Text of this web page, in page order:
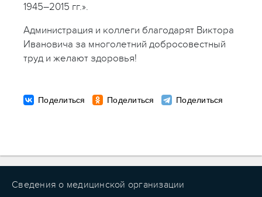
1945–2015 гг.».
Администрация и коллеги благодарят Виктора
Ивановича за многолетний добросовестный
труд и желают здоровья!
Сведения о медицинской организации